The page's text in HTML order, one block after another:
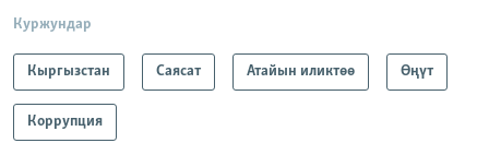
Куржундар
Кыргызстан Саясат Атайын иликтөө Өңүт
Коррупция